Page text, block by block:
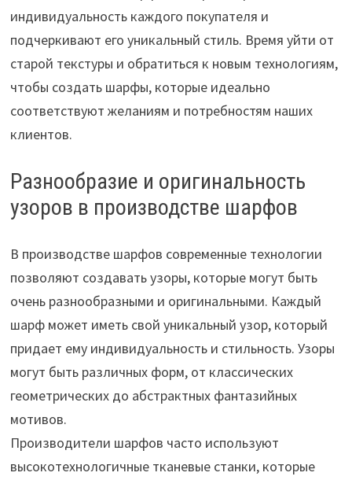
индивидуальность каждого покупателя и
подчеркивают его уникальный стиль. Время уйти от
старой текстуры и обратиться к новым технологиям,
чтобы создать шарфы, которые идеально
соответствуют желаниям и потребностям наших
клиентов.
Разнообразие и оригинальность
узоров в производстве шарфов
В производстве шарфов современные технологии
позволяют создавать узоры, которые могут быть
очень разнообразными и оригинальными. Каждый
шарф может иметь свой уникальный узор, который
придает ему индивидуальность и стильность. Узоры
могут быть различных форм, от классических
геометрических до абстрактных фантазийных
мотивов.
Производители шарфов часто используют
высокотехнологичные тканевые станки, которые